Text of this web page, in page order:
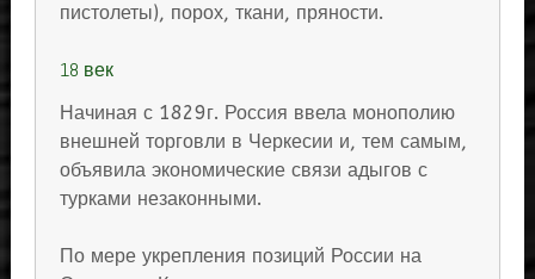
пистолеты), порох, ткани, пряности.
18 век
Начиная с 1829г. Россия ввела монополию
внешней торговли в Черкесии и, тем самым,
объявила экономические связи адыгов с
турками незаконными.
По мере укрепления позиций России на